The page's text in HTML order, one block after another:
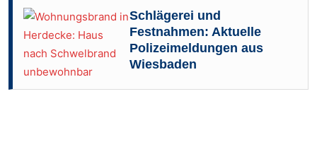
Schlägerei und
Festnahmen: Aktuelle
Polizeimeldungen aus
Wiesbaden